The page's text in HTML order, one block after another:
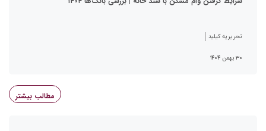
تحریریه کیلید
۳۰ بهمن ۱۴۰۴
مطالب بیشتر